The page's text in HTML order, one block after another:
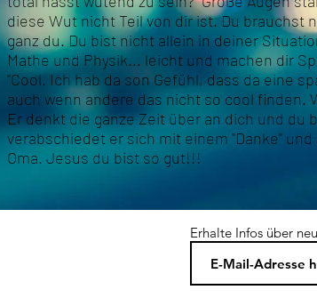
diese Wut nicht Teil von dir ist. Du brauchst
ganz du. Du bist nicht allein in deiner
Mathe und Physik... leicht und machen dir
"Cool. Ich hab da son Gefühl, dass da eine
auch wenn andere das nicht so cool finden.
Er denkt die ganze Zeit über an dich und du
verabschiedet er sich mit einem "Danke"
Oma. Jesus du bist so gut!!!
Erhalte Infos über